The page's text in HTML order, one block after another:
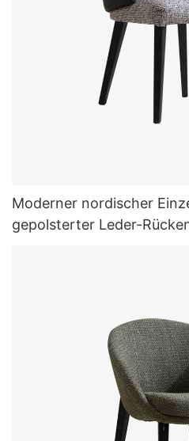
Moderner nordischer
gepolsterter Leder-